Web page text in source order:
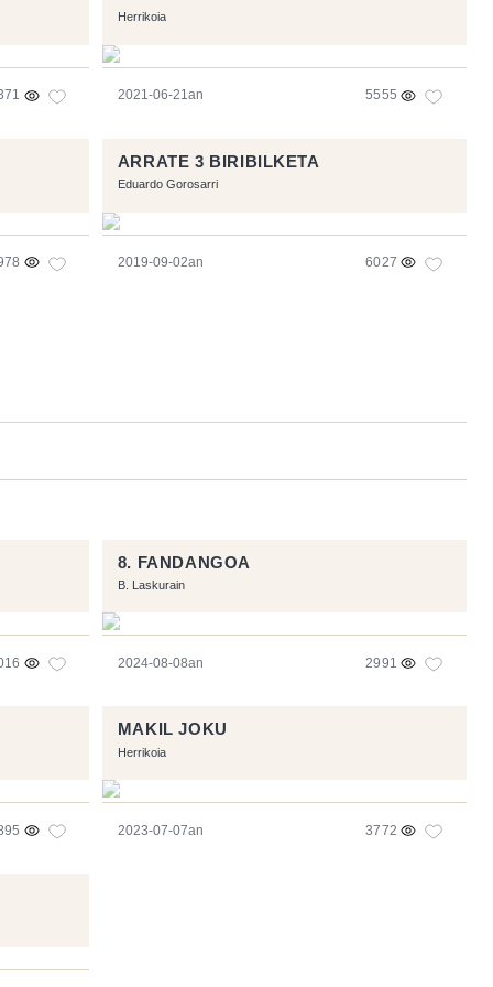
Herrikoia
2021-06-21an 5555
ARRATE 3 BIRIBILKETA
Eduardo Gorosarri
2019-09-02an 6027
8. FANDANGOA
B. Laskurain
2024-08-08an 2991
MAKIL JOKU
Herrikoia
2023-07-07an 3772